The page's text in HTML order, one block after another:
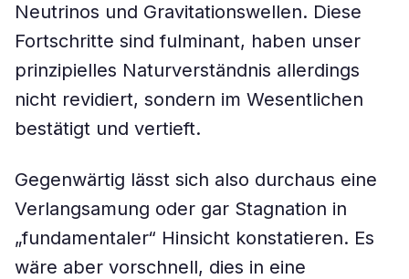
Neutrinos und Gravitationswellen. Diese
Fortschritte sind fulminant, haben unser
prinzipielles Naturverständnis allerdings
nicht revidiert, sondern im Wesentlichen
bestätigt und vertieft.
Gegenwärtig lässt sich also durchaus eine
Verlangsamung oder gar Stagnation in
„fundamentaler“ Hinsicht konstatieren. Es
wäre aber vorschnell, dies in eine